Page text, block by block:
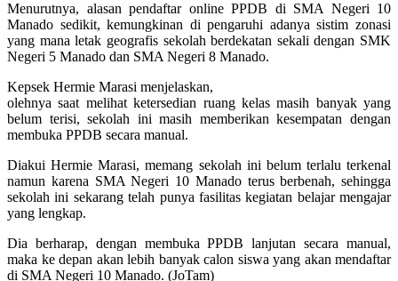
Menurutnya, alasan pendaftar online PPDB di SMA Negeri 10
Manado sedikit, kemungkinan di pengaruhi adanya sistim zonasi
yang mana letak geografis sekolah berdekatan sekali dengan SMK
Negeri 5 Manado dan SMA Negeri 8 Manado.
Kepsek Hermie Marasi menjelaskan,
olehnya saat melihat ketersedian ruang kelas masih banyak yang
belum terisi, sekolah ini masih memberikan kesempatan dengan
membuka PPDB secara manual.
Diakui Hermie Marasi, memang sekolah ini belum terlalu terkenal
namun karena SMA Negeri 10 Manado terus berbenah, sehingga
sekolah ini sekarang telah punya fasilitas kegiatan belajar mengajar
yang lengkap.
Dia berharap, dengan membuka PPDB lanjutan secara manual,
maka ke depan akan lebih banyak calon siswa yang akan mendaftar
di SMA Negeri 10 Manado. (JoTam)